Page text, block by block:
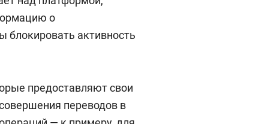
о
блокировать активность
предоставляют свои
переводов в